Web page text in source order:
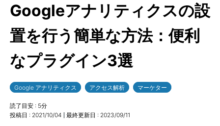
Googleアナリティクスの設
置を行う簡単な方法：便利
なプラグイン3選
Google アナリティクス アクセス解析 マーケター
読了目安 : 5分
投稿日 : 2021/10/04 最終更新日 : 2023/09/11